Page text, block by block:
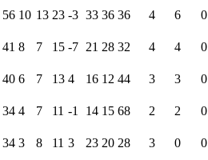
56 10 13 23 -3 33 36 36 4 6
0
41 8 7 15 -7 21 28 32 4 4
0
40 6 7 13 4 16 12 44 3 3
0
34 4 7 11 -1 14 15 68 2 2
0
34 3 8 11 3 23 20 28 3 0
0